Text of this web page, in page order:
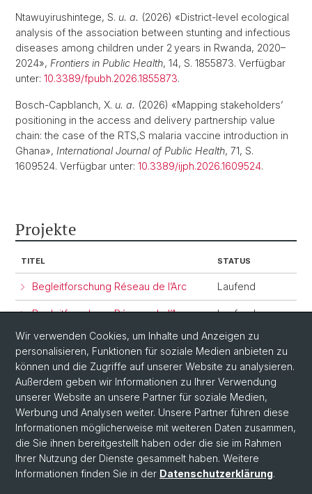
Ntawuyirushintege, S. u. a. (2026) «District-level ecological
analysis of the association between stunting and infectious
diseases among children under 2 years in Rwanda, 2020–
2024», Frontiers in Public Health, 14, S. 1855873. Verfügbar
unter: 10.3389/fpubh.2026.1855873.
Bosch-Capblanch, X. u. a. (2026) «Mapping stakeholders’
positioning in the access and delivery partnership value
chain: the case of the RTS,S malaria vaccine introduction in
Ghana», International Journal of Public Health, 71, S.
1609524. Verfügbar unter: 10.3389/ijph.2026.1609524.
Projekte
TITEL STATUS
Begleitforschung Réseau de l’Arc Laufend
Begleitforschung Réseau de l’Arc Laufend
Health systems governance for an
inclusive and sustainable social
health protection in Ghana and
Tanzania
Abgeschlossen
Wir verwenden Cookies, um Inhalte und Anzeigen zu
personalisieren, Funktionen für soziale Medien anbieten zu
können und die Zugriffe auf unserer Website zu analysieren.
Außerdem geben wir Informationen zu Ihrer Verwendung
unserer Website an unsere Partner für soziale Medien,
Werbung und Analysen weiter. Unsere Partner führen diese
Informationen möglicherweise mit weiteren Daten zusammen,
die Sie ihnen bereitgestellt haben oder die sie im Rahmen
Ihrer Nutzung der Dienste gesammelt haben. Weitere
Informationen finden Sie in der Datenschutzerklärung.